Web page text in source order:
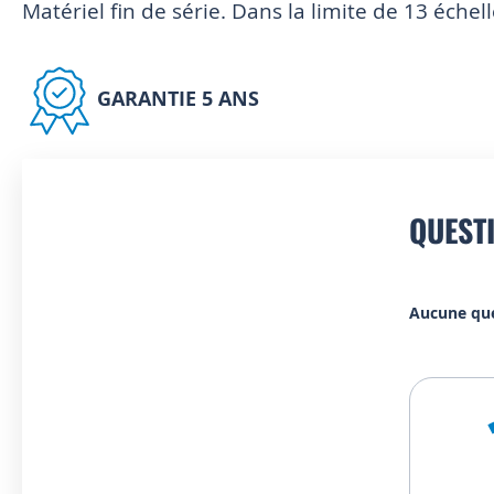
Matériel fin de série. Dans la limite de 13
GARANTIE 5 ANS
Aucune